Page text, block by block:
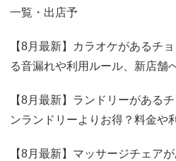
一覧・出店予
【8月最新】カラオケがあるチ
る音漏れや利用ルール、新店舗
【8月最新】ランドリーがある
ンランドリーよりお得？料金や
【8月最新】マッサージチェア